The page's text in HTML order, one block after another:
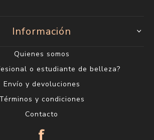
Información
Quienes somos
o estudiante de belleza?
Envío y devoluciones
Términos y condiciones
Contacto